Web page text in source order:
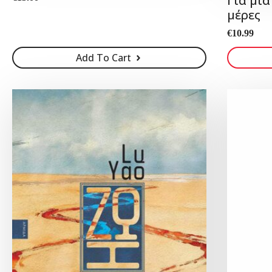
Add To Cart
μέρες
€10.99